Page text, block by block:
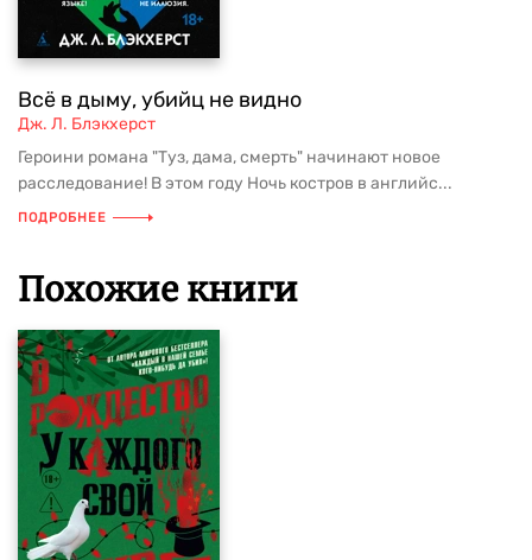
Всё в дыму, убийц не видно
Дж. Л. Блэкхерст
Героини романа "Туз, дама, смерть" начинают новое
расследование! В этом году Ночь костров в английс...
ПОДРОБНЕЕ
Похожие книги